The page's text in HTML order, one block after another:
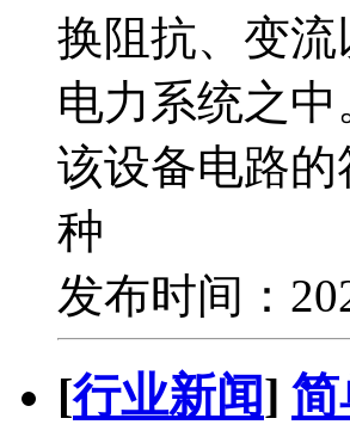
换阻抗、变
电力系统之
该设备电路
种
发布时间：
[行业新闻] 简